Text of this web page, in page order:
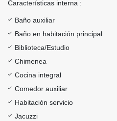
Características interna :
Baño auxiliar
Baño en habitación principal
Biblioteca/Estudio
Chimenea
Cocina integral
Comedor auxiliar
Habitación servicio
Jacuzzi